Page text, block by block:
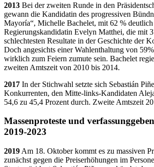
2013 Bei der zweiten Runde in den
gewann die Kandidatin des progressiven
Mayoría“, Michelle Bachelet, mit 62 % deutlich
Regierungskandidatin Evelyn Matthei, die mit
schlechtesten Resultate in der Geschichte der
Doch angesichts einer Wahlenthaltung von
wirklich zum Feiern zumute sein. Bachelet
zweiten Amtszeit von 2010 bis 2014.
2017 In der Stichwahl setzte sich Sebastián
Konkurrenten, den Mitte-links-Kandidaten
54,6 zu 45,4 Prozent durch. Zweite Amtszeit
Massenproteste und
2019-2023
2019 Am 18. Oktober kommt es zu massiven
zunächst gegen die Preiserhöhungen im